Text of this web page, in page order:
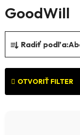
GoodWill
R
a
d
e
Radiť podľa:
OTVORIŤ FILTER